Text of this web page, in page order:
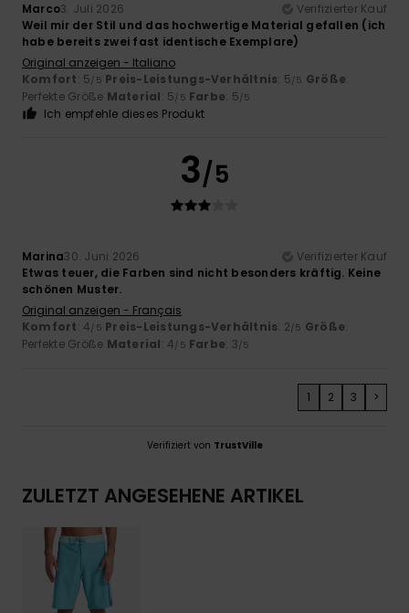
Marco3. Juli 2026
Verifizierter Kauf
Weil mir der Stil und das hochwertige Material gefallen (ich
habe bereits zwei fast identische Exemplare)
Original anzeigen - Italiano
Komfort: 5/5 Preis-Leistungs-Verhältnis: 5/5 Größe:
Perfekte Größe Material: 5/5 Farbe: 5/5
Ich empfehle dieses Produkt
3/5
Marina30. Juni 2026
Verifizierter Kauf
Etwas teuer, die Farben sind nicht besonders kräftig. Keine
schönen Muster.
Original anzeigen - Français
Komfort: 4/5 Preis-Leistungs-Verhältnis: 2/5 Größe:
Perfekte Größe Material: 4/5 Farbe: 3/5
1 2 3 >
Verifiziert von TrustVille
ZULETZT ANGESEHENE ARTIKEL